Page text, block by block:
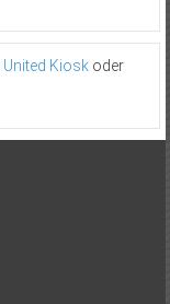
United Kioskoder